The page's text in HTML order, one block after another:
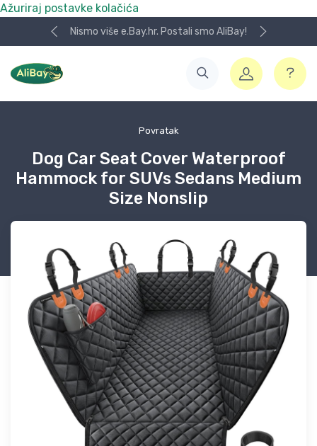
Ažuriraj postavke kolačića
Nismo više e.Bay.hr. Postali smo AliBay!
Povratak
Dog Car Seat Cover Waterproof
Hammock for SUVs Sedans Medium
Size Nonslip